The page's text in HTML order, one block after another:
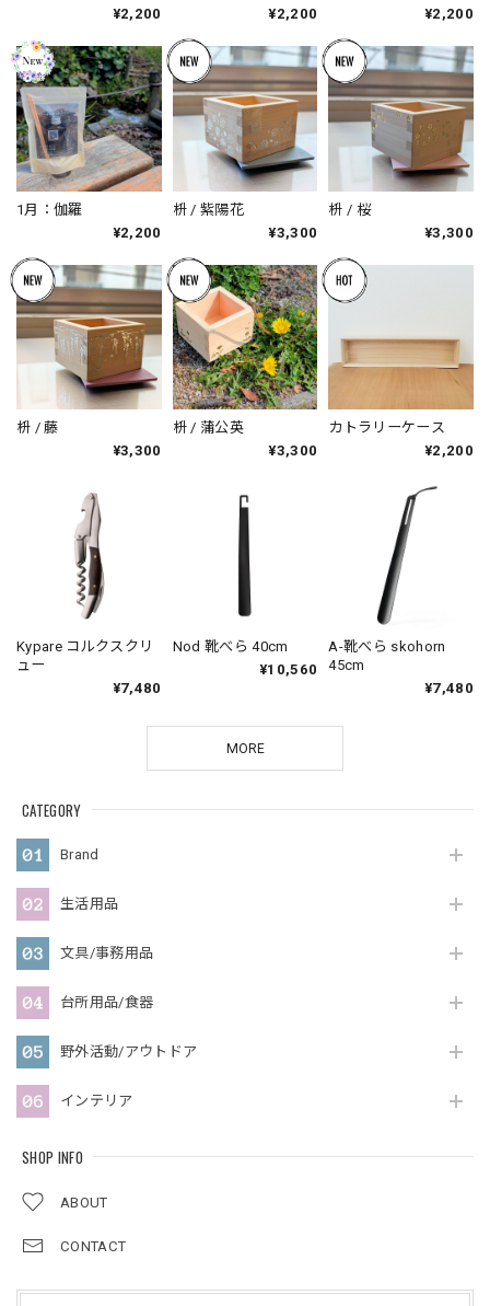
CATEGORY
Brand
生活用品
文具/事務用品
台所用品/食器
野外活動/アウトドア
インテリア
SHOP INFO
ABOUT
CONTACT
¥2,200 ¥2,200 ¥2,200
1月：伽羅
¥2,200
枡 / 紫陽花
¥3,300
枡 / 桜
¥3,300
枡 / 藤
¥3,300
枡 / 蒲公英
¥3,300
カトラリーケース
¥2,200
Kypare コルクスクリ
ュー
¥7,480
Nod 靴べら 40cm
¥10,560
A-靴べら skohorn
45cm
¥7,480
MORE